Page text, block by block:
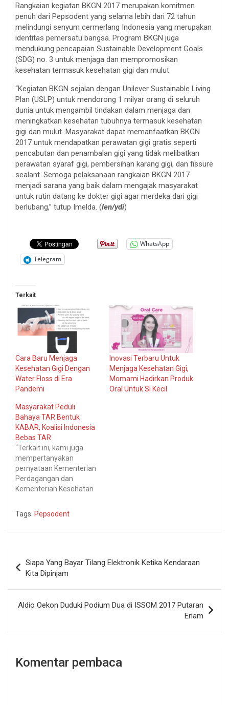
Rangkaian kegiatan BKGN 2017 merupakan komitmen
penuh dari Pepsodent yang selama lebih dari 72 tahun
melindungi senyum cermerlang Indonesia yang merupakan
identitas pemersatu bangsa. Program BKGN juga
mendukung pencapaian Sustainable Development Goals
(SDG) no. 3 untuk menjaga dan mempromosikan
kesehatan termasuk kesehatan gigi dan mulut.
“Kegiatan BKGN sejalan dengan Unilever Sustainable Living
Plan (USLP) untuk mendorong 1 milyar orang di seluruh
dunia untuk mengambil tindakan dalam menjaga dan
meningkatkan kesehatan tubuhnya termasuk kesehatan
gigi dan mulut. Masyarakat dapat memanfaatkan BKGN
2017 untuk mendapatkan perawatan gigi gratis seperti
pencabutan dan penambalan gigi yang tidak melibatkan
perawatan syaraf gigi, pembersihan karang gigi, dan fissure
sealant. Semoga pelaksanaan rangkaian BKGN 2017
menjadi sarana yang baik dalam mengajak masyarakat
untuk rutin datang ke dokter gigi agar merdeka dari gigi
berlubang,” tutup Imelda. (len/ydi)
WhatsApp
Telegram
Terkait
Cara Baru Menjaga
Kesehatan Gigi Dengan
Water Floss di Era
Pandemi
Inovasi Terbaru Untuk
Menjaga Kesehatan Gigi,
Momami Hadirkan Produk
Oral Untuk Si Kecil
Masyarakat Peduli
Bahaya TAR Bentuk
KABAR, Koalisi Indonesia
Bebas TAR
“Terkait ini, kami juga
mempertanyakan
pernyataan Kementerian
Perdagangan dan
Kementerian Kesehatan
melarang peredaran dan
konsumsi produk
tembakau alternatif,
pemerintah yang
condong terburu-buru
melakukan kajian dan
penelitian secara
pemahaman dan
dan penelitian ilmiah…
Tags: Pepsodent
pos
Siapa Yang Bayar Tilang Elektronik Ketika Kendaraan
Kita Dipinjam
Aldio Oekon Duduki Podium Dua di ISSOM 2017 Putaran
Enam
Komentar pembaca